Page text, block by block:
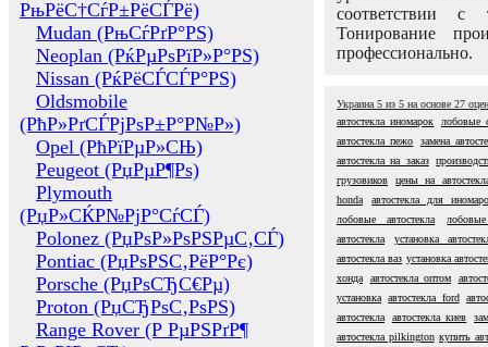
РњРёС†СѓР±РёСЃРё)
Mudan (РњСѓРґР°РЅ)
Neoplan (РќРµРѕРїР»Р°РЅ)
Nissan (РќРёСЃСЃР°РЅ)
Oldsmobile
(РћР»РґСЃРјРѕР±Р°Р№Р»)
Opel (РћРїРµР»СЊ)
Peugeot (РџРµР¶Рѕ)
Plymouth
(РџР»СЌР№РјР°СѓСЃ)
Polonez (РџРѕР»РѕРЅРµС‚СЃ)
Pontiac (РџРѕРЅС‚РёР°Рє)
Porsche (РџРѕСЂС€Рµ)
Proton (РџСЂРѕС‚РѕРЅ)
Range Rover (Р РµРЅРґР¶
соответствии с
Тонирование
профессионально.
Украина 5 из 5 на основе 27
автостекла иномарок
лобовые
автостекла пежо
замена
автостекла на заказ
грузовиков
цены на
honda
автостекла для
лобовые автостекла
автостекла
установка
автостекла ваз установка
хонда
автостекла оптом
установка автостекла ford
автостекла
автостекла киев
автостекла pilkington купить